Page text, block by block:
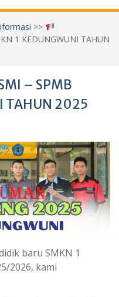
>>
1 KEDUNGWUNI TAHUN
– SPMB
TAHUN 2025
baru SMKN 1
2026, kami